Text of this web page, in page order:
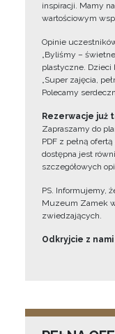
inspiracji. Mamy
wartościowym
Opinie
„Byliśmy –
plastyczne. Dzieci
„Super zajęcia,
Polecamy
Rezerwacje już
Zapraszamy do
PDF z pełną
dostępna jest
szczegółowych
PS. Informujemy,
Muzeum Zamek
zwiedzających.
Odkryjcie z